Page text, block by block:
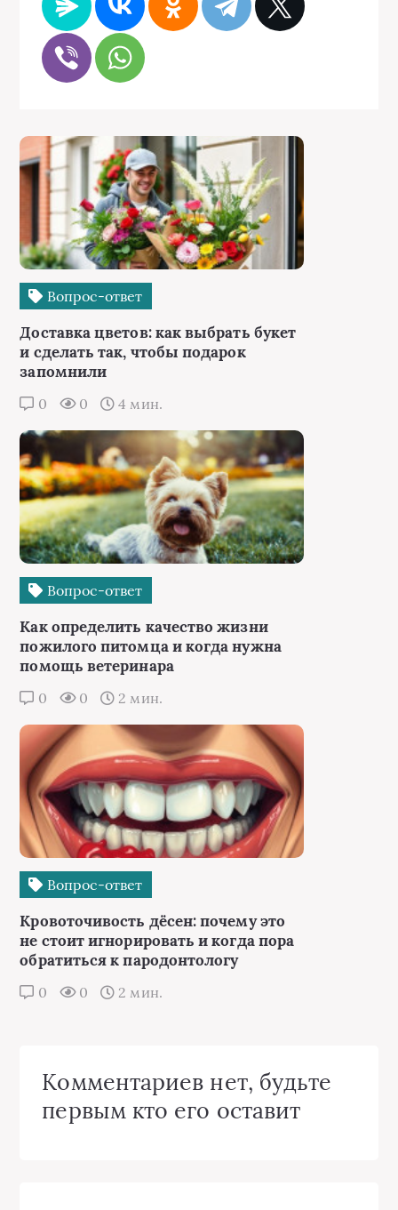
Вопрос-ответ
Доставка цветов: как выбрать букет
и сделать так, чтобы подарок
запомнили
0 0 4 мин.
Вопрос-ответ
Как определить качество жизни
пожилого питомца и когда нужна
помощь ветеринара
0 0 2 мин.
Вопрос-ответ
Кровоточивость дёсен: почему это
не стоит игнорировать и когда пора
обратиться к пародонтологу
0 0 2 мин.
Комментариев нет, будьте
первым кто его оставит